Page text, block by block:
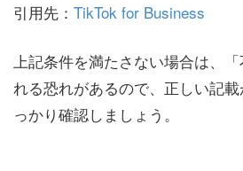
引用先： TikTok for Business
上記条件を満たさない場合は、
れる恐れがあるので、正しい記
っかり確認しましょう。